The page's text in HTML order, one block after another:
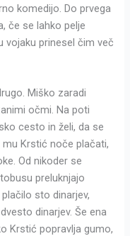
komedijo. Do prvega
če se lahko pelje
vojaku prinesel čim več
Miško zaradi
očmi. Na poti
cesto in želi, da se
Krstić noče plačati,
Od nikoder se
preluknjajo
sto dinarjev,
dinarjev. Še ena
Krstić popravlja gumo,